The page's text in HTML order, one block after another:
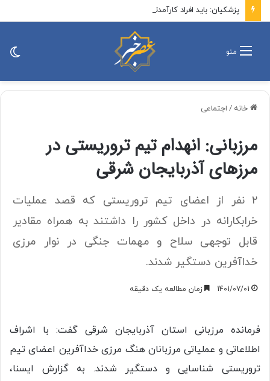
منو
خانه / اجتماعی
مرزبانی: انهدام تیم تروریستی در
مرزهای آذربایجان شرقی
۲ نفر از اعضای تیم تروریستی که قصد عملیات
خرابکارانه در داخل کشور را داشتند به همراه مقادیر
قابل توجهی سلاح و مهمات جنگی در نوار مرزی
خداآفرین دستگیر شدند.
1401/07/01 زمان مطالعه یک دقیقه
فرمانده مرزبانی استان آذربایجان شرقی گفت: با اشراف
اطلاعاتی و عملیاتی مرزبانان هنگ مرزی خداآفرین اعضای تیم
تروریستی شناسایی و دستگیر شدند. به گزارش ایسنا،